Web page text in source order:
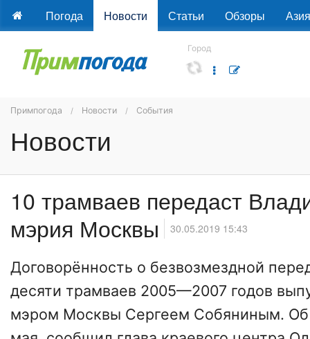
Погода Новости Статьи Обзоры Азия
Город
Примпогода Новости События
Новости
10 трамваев передаст
мэрия Москвы
30.05.2019 15:43
Договорённость о безвозмездной
десяти трамваев 2005—2007 годов
мэром Москвы Сергеем Собяниным. Об